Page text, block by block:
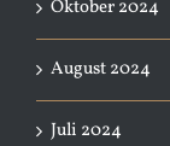
Oktober 2024
August 2024
Juli 2024